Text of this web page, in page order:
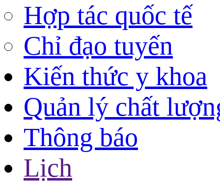
Hợp tác quốc tế
Chỉ đạo tuyến
Kiến thức y khoa
Quản lý chất
Thông báo
Lịch